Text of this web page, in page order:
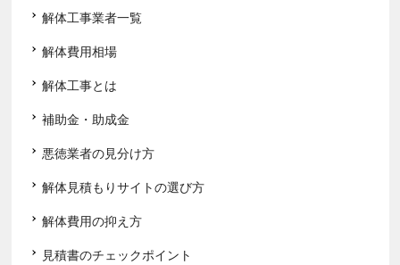
解体工事業者一覧
解体費用相場
解体工事とは
補助金・助成金
悪徳業者の見分け方
解体見積もりサイトの選び方
解体費用の抑え方
見積書のチェックポイント